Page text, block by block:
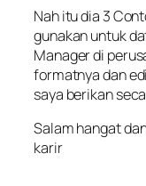
Nah itu dia 3
gunakan untuk
Manager di
formatnya dan
saya berikan
Salam hangat
karir